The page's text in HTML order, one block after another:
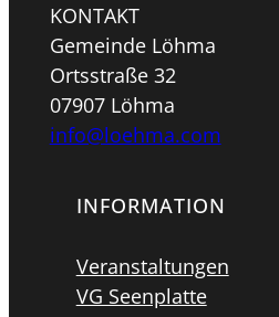
KONTAKT
Gemeinde Löhma
Ortsstraße 32
07907 Löhma
info@loehma.com
INFORMATION
Veranstaltungen
VG Seenplatte